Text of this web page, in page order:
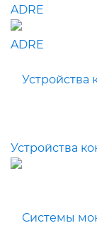
ADRE
Устройства